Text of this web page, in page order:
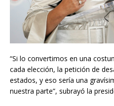
“Si lo convertimos en una
cada elección, la petición de
estados, y eso sería una
nuestra parte”, subrayó la